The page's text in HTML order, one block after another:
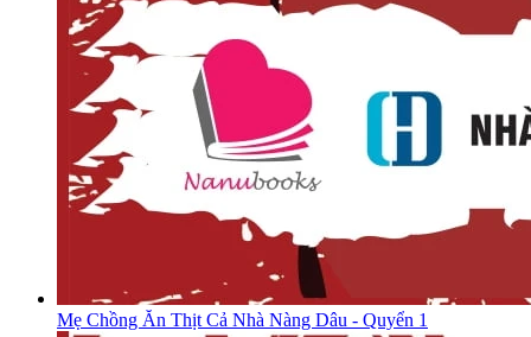
Mẹ Chồng Ăn Thịt Cả Nhà Nàng Dâu - Quyển 1